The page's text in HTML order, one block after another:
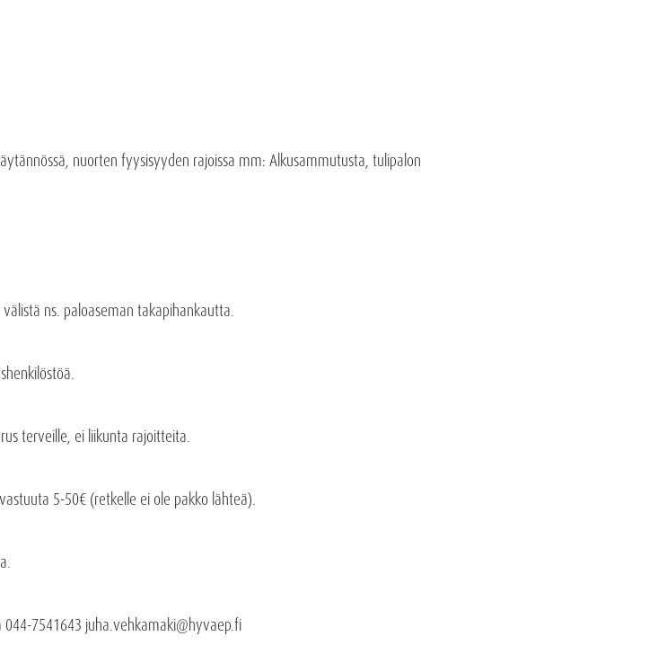
nuorten fyysisyyden rajoissa mm: Alkusammutusta, tulipalon
ns. paloaseman takapihankautta.
terveille, ei liikunta rajoitteita.
5-50€ (retkelle ei ole pakko lähteä).
7541643 juha.vehkamaki@hyvaep.fi